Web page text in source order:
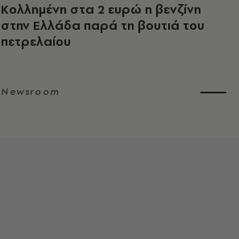
Κολλημένη στα 2 ευρώ η βενζίνη
στην Ελλάδα παρά τη βουτιά του
πετρελαίου
Newsroom